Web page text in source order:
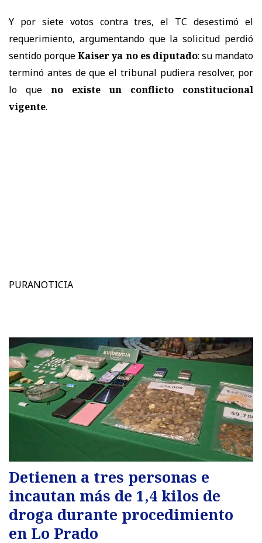
Y por siete votos contra tres, el TC desestimó el
requerimiento, argumentando que la solicitud perdió
sentido porqueKaiser ya no es diputado: su mandato
terminó antes de que el tribunal pudiera resolver, por
lo que no existe un conflicto constitucional
vigente.
PURANOTICIA
Detienen a tres personas e
incautan más de 1,4 kilos de
droga durante procedimiento
en Lo Prado